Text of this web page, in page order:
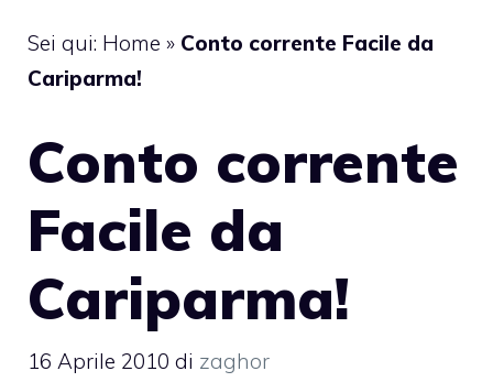
Sei qui: Home » Conto corrente Facile da
Cariparma!
Conto corrente
Facile da
Cariparma!
16 Aprile 2010 di zaghor